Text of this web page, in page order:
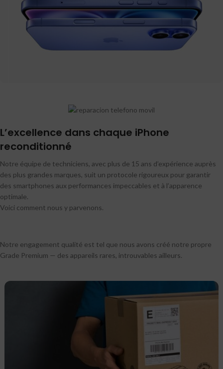
Plus de 15 ans d’expertise certifiée
Nous sommes des techniciens experts avec plus
de 15 ans d’expérience dans le reconditionnement
de téléphones portables.
L’excellence dans chaque iPhone
reconditionné
Notre équipe de techniciens, avec plus de 15 ans d’expérience auprès
des plus grandes marques, suit un protocole rigoureux pour garantir
des smartphones aux performances impeccables et à l’apparence
optimale.
Voici comment nous y parvenons.
Notre engagement qualité est tel que nous avons créé notre propre
Grade Premium — des appareils rares, introuvables ailleurs.